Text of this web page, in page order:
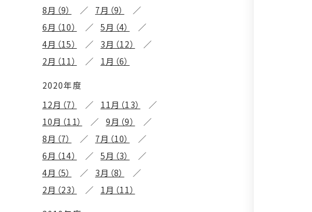
8月（9）
7月（9）
6月（10）
5月（4）
4月（15）
3月（12）
2月（11）
1月（6）
2020年度
12月（7）
11月（13）
10月（11）
9月（9）
8月（7）
7月（10）
6月（14）
5月（3）
4月（5）
3月（8）
2月（23）
1月（11）